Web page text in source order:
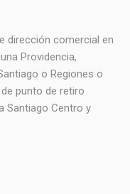
dirección comercial en
Providencia,
o Regiones o
punto de retiro
Santiago Centro y